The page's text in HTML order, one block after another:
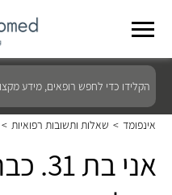
הקלידו
כדי
לחפש
רופאים,
מידע
פורומים
ועוד...
אינפומד > שאלות ותשובות רפואיות >
אני